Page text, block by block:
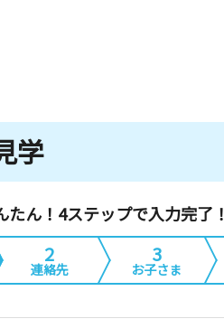
学
たん！4ステップで入力完了！
2
連絡先
3
お子さま